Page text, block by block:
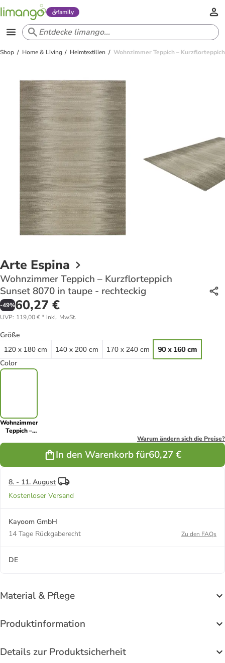
family
Shop Home & Living Heimtextilien Wohnzimmer Teppich –
Arte Espina
Wohnzimmer Teppich – Kurzflorteppich
Sunset 8070 in taupe - rechteckig
-49%60,27 €
UVP: 119,00 €* inkl. MwSt.
Größe
120 x 180 cm 140 x 200 cm 170 x 240 cm 90 x 160 cm
Color
Wohnzimmer
Teppich –
Sunset 8070
Warum ändern sich die Preise?
In den Warenkorb für60,27 €
8. - 11. August
Kostenloser Versand
Kayoom GmbH
14 Tage Rückgaberecht
Zu den FAQs
DE
Material & Pflege
Produktinformation
Details zur Produktsicherheit